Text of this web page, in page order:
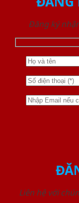
Đăng ký
Liên hệ với